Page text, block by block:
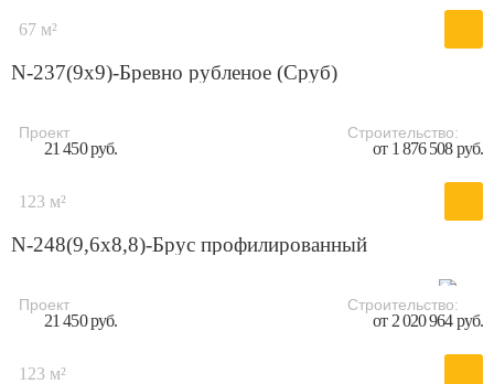
67 м²
N-237(9x9)-Бревно рубленое (Сруб)
Проект
21 450 руб.
Строительство:
от 1 876 508 руб.
123 м²
N-248(9,6x8,8)-Брус профилированный
Проект
21 450 руб.
Строительство:
от 2 020 964 руб.
123 м²